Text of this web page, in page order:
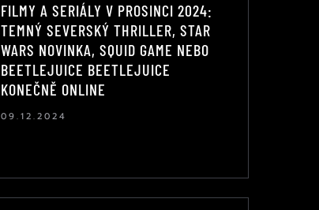
FILMY A SERIÁLY V PROSINCI 2024:
TEMNÝ SEVERSKÝ THRILLER, STAR
WARS NOVINKA, SQUID GAME NEBO
BEETLEJUICE BEETLEJUICE
KONEČNĚ ONLINE
09.12.2024